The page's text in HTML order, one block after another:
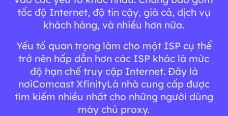
tốc độ Internet, độ tin cậy, giá cả, dịch vụ
khách hàng, và nhiều hơn nữa.
Yếu tố quan trọng làm cho một ISP cụ thể
trở nên hấp dẫn hơn các ISP khác là mức
độ hạn chế truy cập Internet. Đây là
nơiComcast XfinityLà nhà cung cấp được
tìm kiếm nhiều nhất cho những người dùng
máy chủ proxy.